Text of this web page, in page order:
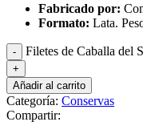
Fabricado por:
Formato: Lata.
Filetes de Caballa del
Añadir al carrito
Categoría: Conservas
Compartir: